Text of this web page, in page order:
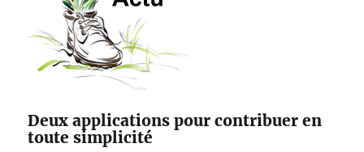
Deux applications pour contribuer en
toute simplicité